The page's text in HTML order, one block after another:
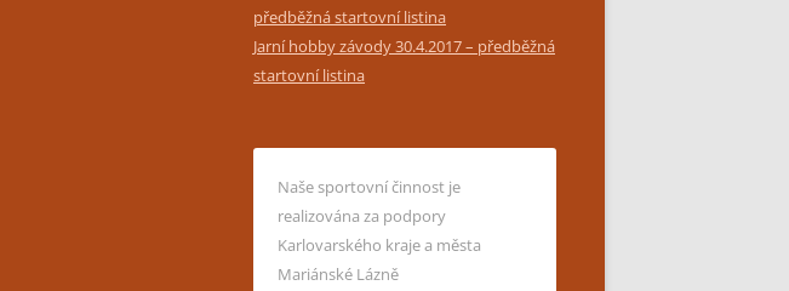
předběžná startovní listina
Jarní hobby závody 30.4.2017 – předběžná
startovní listina
Naše sportovní činnost je
realizována za podpory
Karlovarského kraje a města
Mariánské Lázně